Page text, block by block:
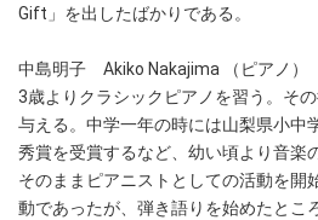
Gift」を出したばかりである。
中島明子 Akiko Nakajima （ピアノ）
3歳よりクラシックピアノを習う。そ
与える。中学一年の時には山梨県小中
秀賞を受賞するなど、幼い頃より音楽
そのままピアニストとしての活動を開
動であったが、弾き語りを始めたとこ